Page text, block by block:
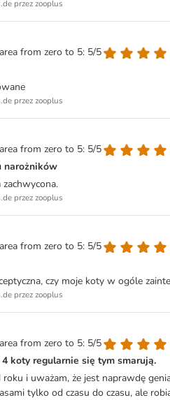
przez zooplus
from zero to 5: 5/5
przez zooplus
from zero to 5: 5/5
narożników
przez zooplus
from zero to 5: 5/5
czy moje koty w ogóle
przez zooplus
from zero to 5: 5/5
koty regularnie się tym smarują.
i uważam, że jest naprawdę
tylko od czasu do czasu, ale